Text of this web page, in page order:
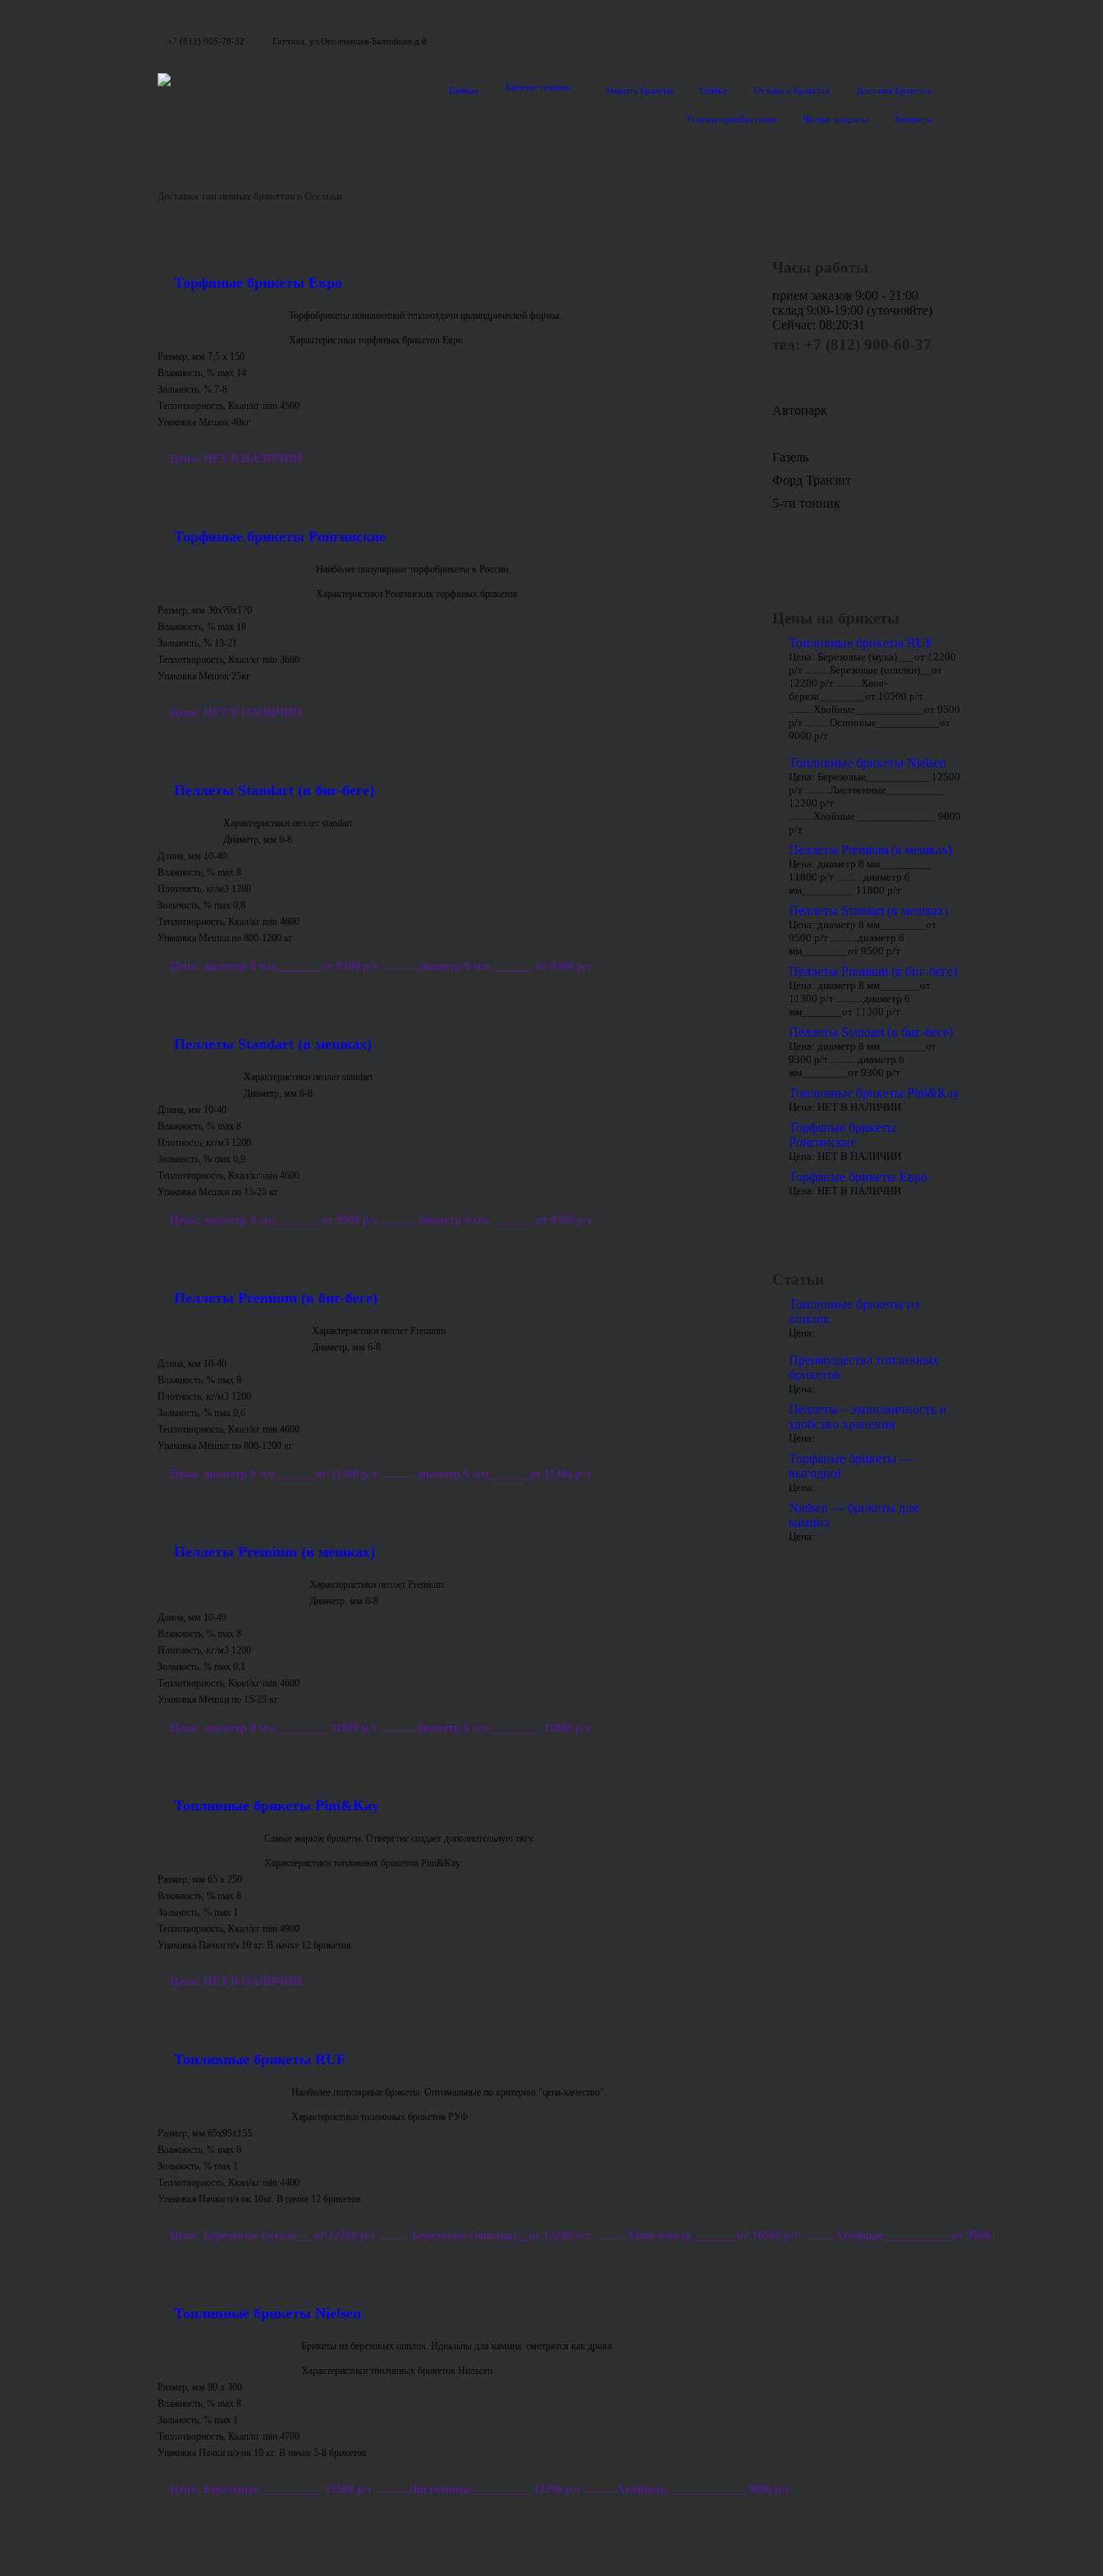
+7 (812) 905-78-32 Гатчина, ул.Ополченцев-Балтийцев д.8
Главная Каталог товаров Заказать брикеты Статьи Отзывы о брикетах Доставка брикетов
Условия приобретения Частые вопросы Контакты
Доставка топливных брикетов в Осельки
Торфяные брикеты Евро
Торфобрикеты повышенной теплоотдачи цилиндрической формы.
Характеристики торфяных брикетов Евро
Размер, мм 7,5 x 150
Влажность, % max 14
Зольность, % 7-8
Теплотворность, Ккал/кг min 4500
Упаковка Мешок 40кг
Цена: НЕТ В НАЛИЧИИ
Торфяные брикеты Ронгинские
Наиболее популярные торфобрикеты в России.
Характеристики Ронгинских торфяных брикетов
Размер, мм 30х70х170
Влажность, % max 18
Зольность, % 13-21
Теплотворность, Ккал/кг min 3600
Упаковка Мешок 25кг
Цена: НЕТ В НАЛИЧИИ
Пеллеты Standart (в биг-беге)
Характеристики пеллет standart
Диаметр, мм 6-8
Длина, мм 10-40
Влажность, % max 8
Плотность, кг/м3 1200
Зольность, % max 0,8
Теплотворность, Ккал/кг min 4600
Упаковка Мешки по 800-1200 кг
Цена: диаметр 8 мм________от 9300 р/т ...........диаметр 6 мм________от 9300 р/т
Пеллеты Standart (в мешках)
Характеристики пеллет standart
Диаметр, мм 6-8
Длина, мм 10-40
Влажность, % max 8
Плотность, кг/м3 1200
Зольность, % max 0,9
Теплотворность, Ккал/кг min 4600
Упаковка Мешки по 15-25 кг
Цена: диаметр 8 мм________от 9500 р/т ...........диаметр 6 мм________от 9500 р/т
Пеллеты Premium (в биг-беге)
Характеристики пеллет Premium
Диаметр, мм 6-8
Длина, мм 10-40
Влажность, % max 8
Плотность, кг/м3 1200
Зольность, % max 0,6
Теплотворность, Ккал/кг min 4600
Упаковка Мешки по 800-1200 кг
Цена: диаметр 8 мм_______от 11300 р/т ...........диаметр 6 мм_______от 11300 р/т
Пеллеты Premium (в мешках)
Характеристики пеллет Premium
Диаметр, мм 6-8
Длина, мм 10-40
Влажность, % max 8
Плотность, кг/м3 1200
Зольность, % max 0,1
Теплотворность, Ккал/кг min 4600
Упаковка Мешки по 15-25 кг
Цена: диаметр 8 мм_________ 11800 р/т ...........диаметр 6 мм_________ 11800 р/т
Топливные брикеты Pini&Kay
Самые жаркие брикеты. Отверстие создает дополнительную тягу.
Характеристики топливных брикетов Pini&Kay
Размер, мм 65 х 250
Влажность, % max 8
Зольность, % max 1
Теплотворность, Ккал/кг min 4900
Упаковка Пачки п/э 10 кг. В пачке 12 брикетов
Цена: НЕТ В НАЛИЧИИ
Топливные брикеты RUF
Наиболее популярные брикеты. Оптимальные по критерию "цена-качество".
Характеристики топливных брикетов РУФ
Размер, мм 65х95х155
Влажность, % max 8
Зольность, % max 1
Теплотворность, Ккал/кг min 4400
Упаковка Пачки п/э ок.10кг. В пачке 12 брикетов
Цена: Березовые (мука)___от 12200 р/т ..........Березовые (опилки)__от 12200 р/т ..........Хвоя-береза________от 10500 р/т ..........Хвойные____________от 9500 р/т
Топливные брикеты Nielsen
Брикеты из березовых опилок. Идеальны для камина: смотрятся как дрова
Характеристики топливных брикетов Нильсен
Размер, мм 90 х 300
Влажность, % max 8
Зольность, % max 1
Теплотворность, Ккал/кг min 4700
Упаковка Пачки п/э ок.10 кг. В пачке 5-8 брикетов
Цена: Березовые___________ 12500 р/т ..........Лиственные__________ 12200 р/т ..........Хвойные______________ 9800 р/т
Часы работы
прием заказов 9:00 - 21:00
склад 9:00-19:00 (уточняйте)
Сейчас: 08:20:32
тел: +7 (812) 900-60-37
Автопарк
Газель
Форд Транзит
5-ти тонник
Цены на брикеты
Топливные брикеты RUF
Цена: Березовые (мука)___от 12200
р/т ..........Березовые (опилки)__от
12200 р/т ..........Хвоя-
береза________от 10500 р/т
..........Хвойные____________от 9500
р/т ..........Осиновые___________от
9000 р/т
Топливные брикеты Nielsen
Цена: Березовые___________ 12500
р/т ..........Лиственные__________
12200 р/т
..........Хвойные______________ 9800
р/т
Пеллеты Premium (в мешках)
Цена: диаметр 8 мм_________
11800 р/т ...........диаметр 6
мм_________ 11800 р/т
Пеллеты Standart (в мешках)
Цена: диаметр 8 мм________от
9500 р/т ...........диаметр 6
мм________от 9500 р/т
Пеллеты Premium (в биг-беге)
Цена: диаметр 8 мм_______от
11300 р/т ...........диаметр 6
мм_______от 11300 р/т
Пеллеты Standart (в биг-беге)
Цена: диаметр 8 мм________от
9300 р/т ...........диаметр 6
мм________от 9300 р/т
Топливные брикеты Pini&Kay
Цена: НЕТ В НАЛИЧИИ
Торфяные брикеты
Ронгинские
Цена: НЕТ В НАЛИЧИИ
Торфяные брикеты Евро
Цена: НЕТ В НАЛИЧИИ
Статьи
Топливные брикеты из
опилок
Цена:
Преимущества топливных
брикетов
Цена:
Пеллеты – экономичность и
удобство хранения
Цена:
Торфяные брикеты —
выгодно!
Цена:
Nielsen — брикеты для
камина
Цена: